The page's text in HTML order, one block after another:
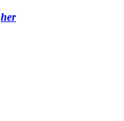
her